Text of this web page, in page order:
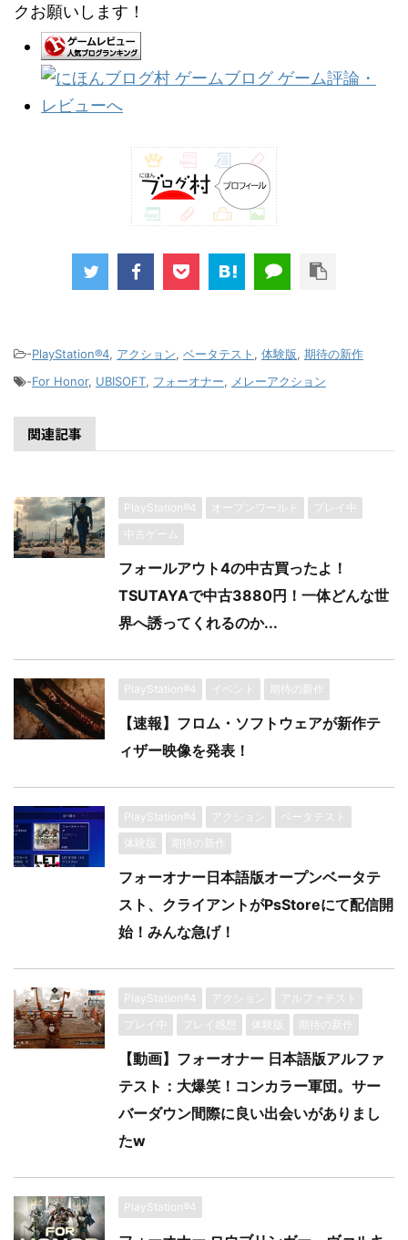
クお願いします！
-PlayStation®4, アクション, ベータテスト , 体験版, 期待の新作
-For Honor, UBISOFT, フォーオナー, メレーアクション
関連記事
PlayStation®4 オープンワールド
プレイ中
中古ゲーム
フォールアウト4の中古買ったよ！
TSUTAYAで中古3880円！一体どんな世
界へ誘ってくれるのか...
PlayStation®4 イベント 期待の新作
【速報】フロム・ソフトウェアが新作テ
ィザー映像を発表！
PlayStation®4 アクション
ベータテスト
体験版
期待の新作
フォーオナー日本語版オープンベータテ
スト、クライアントがPsStoreにて配信開
始！みんな急げ！
PlayStation®4 アクション
アルファテスト
プレイ中
プレイ感想 体験版 期待の新作
【動画】フォーオナー 日本語版アルファ
テスト：大爆笑！コンカラー軍団。サー
バーダウン間際に良い出会いがありまし
たw
PlayStation®4